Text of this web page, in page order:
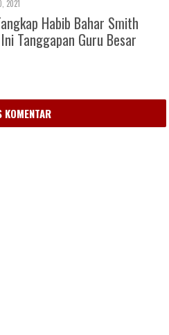
2021
Habib Bahar Smith
Tanggapan Guru Besar
KOMENTAR